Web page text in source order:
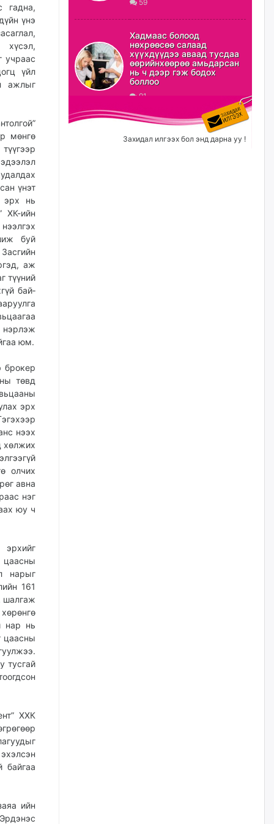
гадна,
үнэ
хүсэл,
учраас
үйл
ажлыг
мөнгө
үнэт
эрх нь
ХК-ийн
буй
аж
түүний
бай­­­­­
нэрлэж
юм.
брокер
төвд
эрх
нээх
хөлжих
олчих
авна
нэг
юу ч
цаасны
нарыг
161
шалгаж
нар нь
цаасны
тусгай
ХХК
байгаа
ийн
өчигдѳр
Б.Сэмжидмаа: Зөвшөөрлийн
шинжтэй 103 бүртгэлээс
нийслэлийн бизнес
эрхлэгчдийг чөлөөллөө
өчигдѳр
Эрэн хайж байна
59
Хадмаас болоод
нөхрөөсөө салаад
хүүхдүүдээ аваад тусдаа
өөрийнхөөрөө амьдарсан
нь ч дээр гэж бодох
боллоо
91
Захидал илгээх бол энд дарна уу !